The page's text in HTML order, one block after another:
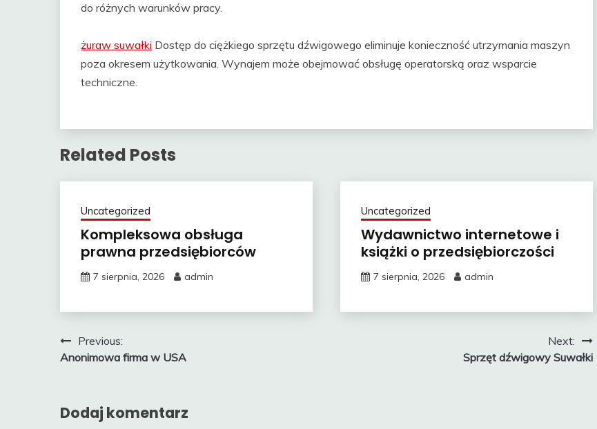
do różnych warunków pracy.
żuraw suwałki Dostęp do ciężkiego sprzętu dźwigowego eliminuje konieczność utrzymania maszyn
poza okresem użytkowania. Wynajem może obejmować obsługę operatorską oraz wsparcie
techniczne.
Related Posts
Uncategorized
Kompleksowa obsługa
prawna przedsiębiorców
7 sierpnia, 2026 admin
Uncategorized
Wydawnictwo internetowe i
książki o przedsiębiorczości
7 sierpnia, 2026 admin
Nawigacja
wpisu
Previous:
Anonimowa firma w USA
Next:
Sprzęt dźwigowy Suwałki
Dodaj komentarz